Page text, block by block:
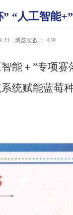
“人工智能
23 浏览次数： 439
能＋”专项
统赋能蓝莓种